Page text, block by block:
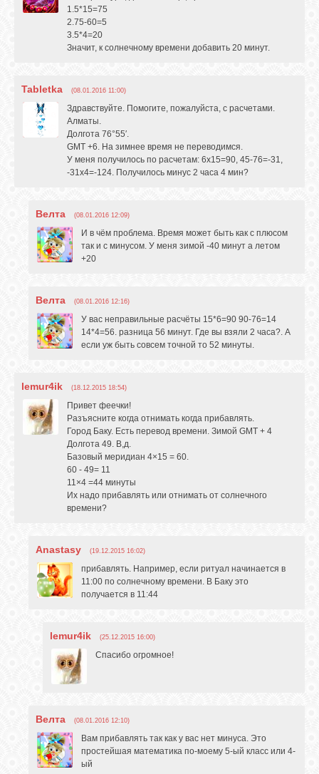
1.5*15=75
2.75-60=5
3.5*4=20
Значит, к солнечному времени добавить 20 минут.
Tabletka (08.01.2016 11:00)
Здравствуйте. Помогите, пожалуйста, с расчетами.
Алматы.
Долгота 76°55′.
GMT +6. На зимнее время не переводимся.
У меня получилось по расчетам: 6х15=90, 45-76=-31,
-31х4=-124. Получилось минус 2 часа 4 мин?
Велта (08.01.2016 12:09)
И в чём проблема. Время может быть как с плюсом
так и с минусом. У меня зимой -40 минут а летом
+20
Велта (08.01.2016 12:16)
У вас неправильные расчёты 15*6=90 90-76=14
14*4=56. разница 56 минут. Где вы взяли 2 часа?. А
если уж быть совсем точной то 52 минуты.
lemur4ik (18.12.2015 18:54)
Привет феечки!
Разъясните когда отнимать когда прибавлять.
Город Баку. Есть перевод времени. Зимой GMT + 4
Долгота 49. В,д.
Базовый меридиан 4×15 = 60.
60 - 49= 11
11×4 =44 минуты
Их надо прибавлять или отнимать от солнечного
времени?
Anastasy (19.12.2015 16:02)
прибавлять. Например, если ритуал начинается в
11:00 по солнечному времени. В Баку это
получается в 11:44
lemur4ik (25.12.2015 16:00)
Спасибо огромное!
Велта (08.01.2016 12:10)
Вам прибавлять так как у вас нет минуса. Это
простейшая математика по-моему 5-ый класс или 4-
ый